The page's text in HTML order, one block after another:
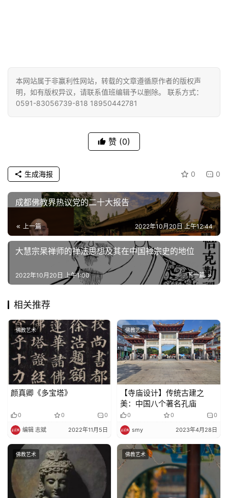
法
规
本网站属于非赢利性网站，转载的文章遵循原作者的版权声
明，如有版权异议，请联系值班编辑予以删除。 联系方式：
0591-83056739-818 18950442781
赞 (0)
0 0
生成海报
成都佛教界热议党的二十大报告
上一篇 2022年10月20日 上午12:44
大慧宗杲禅师的禅法思想及其在中国禅宗史的地位
下一篇
2022年10月20日 上午1:00
相关推荐
佛教艺术
颜真卿《多宝塔》
0 0 0
编辑 志斌 2022年11月5日
佛教艺术
【寺庙设计】传统古建之
美：中国八个著名孔庙
0 0 0
smy 2023年4月28日
佛教艺术 佛教艺术